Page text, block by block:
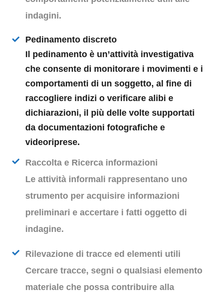
indagini.
Pedinamento discreto
Il pedinamento è un’attività investigativa
che consente di monitorare i movimenti e i
comportamenti di un soggetto, al fine di
raccogliere indizi o verificare alibi e
dichiarazioni, il più delle volte supportati
da documentazioni fotografiche e
videoriprese.
Raccolta e Ricerca informazioni
Le attività informali rappresentano uno
strumento per acquisire informazioni
preliminari e accertare i fatti oggetto di
indagine.
Rilevazione di tracce ed elementi utili
Cercare tracce, segni o qualsiasi elemento
materiale che possa contribuire alla